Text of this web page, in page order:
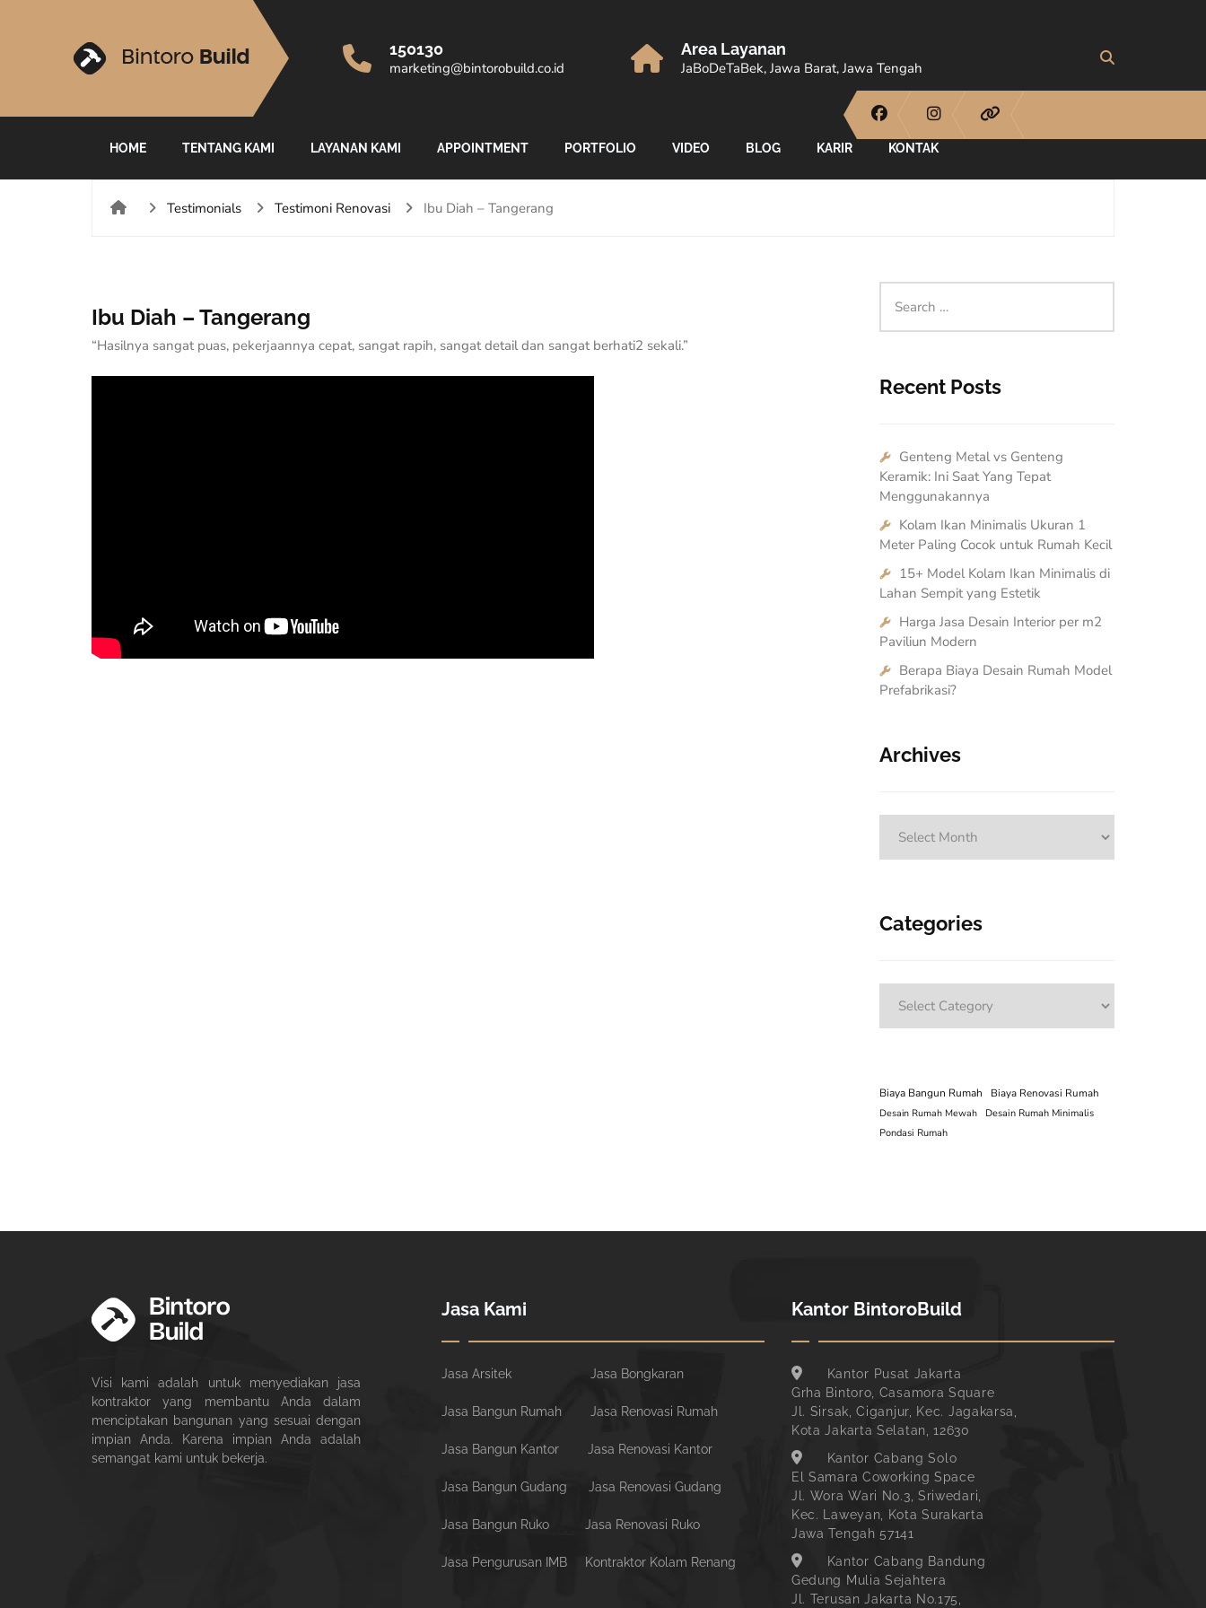
150130
marketing@bintorobuild.co.id
Area Layanan
JaBoDeTaBek, Jawa Barat, Jawa Tengah
HOME TENTANG KAMI LAYANAN KAMI APPOINTMENT PORTFOLIO VIDEO BLOG KARIR KONTAK
Testimonials Testimoni Renovasi Ibu Diah – Tangerang
Ibu Diah – Tangerang
“Hasilnya sangat puas, pekerjaannya cepat, sangat rapih, sangat detail dan sangat berhati2 sekali.”
Recent Posts
Genteng Metal vs Genteng
Keramik: Ini Saat Yang Tepat
Menggunakannya
Kolam Ikan Minimalis Ukuran 1
Meter Paling Cocok untuk Rumah Kecil
15+ Model Kolam Ikan Minimalis di
Lahan Sempit yang Estetik
Harga Jasa Desain Interior per m2
Paviliun Modern
Berapa Biaya Desain Rumah Model
Prefabrikasi?
Archives
Categories
Biaya Bangun Rumah Biaya Renovasi Rumah
Desain Rumah Mewah
Desain Rumah Minimalis
Pondasi Rumah
Visi kami adalah untuk menyediakan jasa
kontraktor yang membantu Anda dalam
menciptakan bangunan yang sesuai dengan
impian Anda. Karena impian Anda adalah
semangat kami untuk bekerja.
Jasa Kami
Jasa Arsitek Jasa Bongkaran
Jasa Bangun Rumah Jasa Renovasi Rumah
Jasa Bangun Kantor Jasa Renovasi Kantor
Jasa Bangun Gudang Jasa Renovasi Gudang
Jasa Bangun Ruko Jasa Renovasi Ruko
Jasa Pengurusan IMB Kontraktor Kolam Renang
Kantor BintoroBuild
Kantor Pusat Jakarta
Grha Bintoro, Casamora Square
Jl. Sirsak, Ciganjur, Kec. Jagakarsa,
Kota Jakarta Selatan, 12630
Kantor Cabang Solo
El Samara Coworking Space
Jl. Wora Wari No.3, Sriwedari,
Kec. Laweyan, Kota Surakarta
Jawa Tengah 57141
Kantor Cabang Bandung
Gedung Mulia Sejahtera
Jl. Terusan Jakarta No.175,